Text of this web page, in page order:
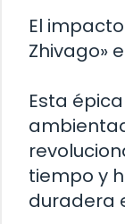
El
Zhivago»
Esta
tiempo y
duradera